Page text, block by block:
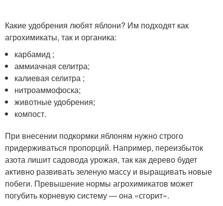
Какие удобрения любят яблони? Им подходят как
агрохимикаты, так и органика:
карбамид ;
аммиачная селитра;
калиевая селитра ;
нитроаммофоска;
животные удобрения;
компост.
При внесении подкормки яблоням нужно строго
придерживаться пропорций. Например, переизбыток
азота лишит садовода урожая, так как дерево будет
активно развивать зеленую массу и выращивать новые
побеги. Превышение нормы агрохимикатов может
погубить корневую систему — она «сгорит».